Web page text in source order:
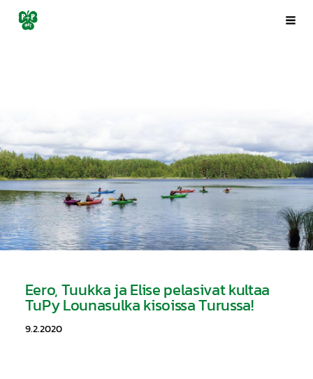
Siirry
sivun
Porin Pyrintö ry
Eero, Tuukka ja Elise pelasivat kultaa
TuPy Lounasulka kisoissa Turussa!
9.2.2020